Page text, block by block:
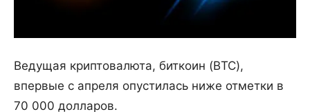
Ведущая криптовалюта, биткоин (BTC),
впервые с апреля опустилась ниже отметки в
70 000 долларов.